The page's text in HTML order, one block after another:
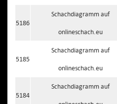
5186
Schachdiagramm auf
onlineschach.eu
5185
Schachdiagramm auf
onlineschach.eu
5184
Schachdiagramm auf